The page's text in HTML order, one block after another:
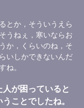
とか，そういうえら
うねぇ，寒いならお
か，くらいのね，そ
いしかできないんだ
ね。
が困っていると
ことでしたね。